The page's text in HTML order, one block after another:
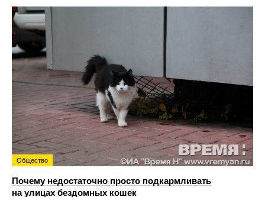
Общество
Почему недостаточно просто подкармливать
на улицах бездомных кошек